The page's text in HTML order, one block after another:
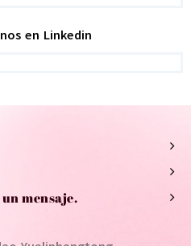
en Linkedin
mensaje.